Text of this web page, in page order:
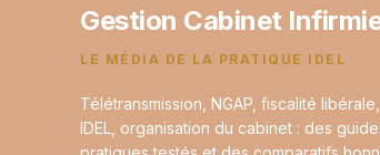
Gestion Cabinet
LE MÉDIA DE LA PRATIQUE IDEL
Télétransmission, NGAP, fiscalité
IDEL, organisation du cabinet : des